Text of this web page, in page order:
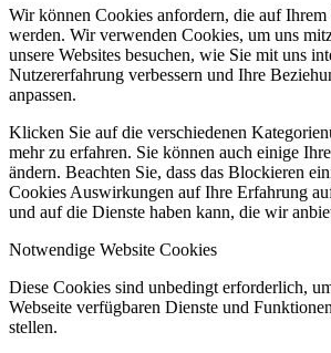
Wir können Cookies anfordern, die auf Ihrem
werden. Wir verwenden Cookies, um uns
unsere Websites besuchen, wie Sie mit uns
Nutzererfahrung verbessern und Ihre
anpassen.
Klicken Sie auf die verschiedenen
mehr zu erfahren. Sie können auch einige
ändern. Beachten Sie, dass das Blockieren
Cookies Auswirkungen auf Ihre Erfahrung
und auf die Dienste haben kann, die wir
Notwendige Website Cookies
Diese Cookies sind unbedingt erforderlich,
Webseite verfügbaren Dienste und
stellen.